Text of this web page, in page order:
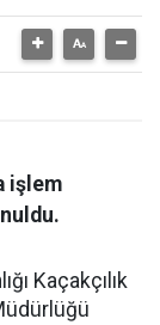
işlem
Kaçakçılık